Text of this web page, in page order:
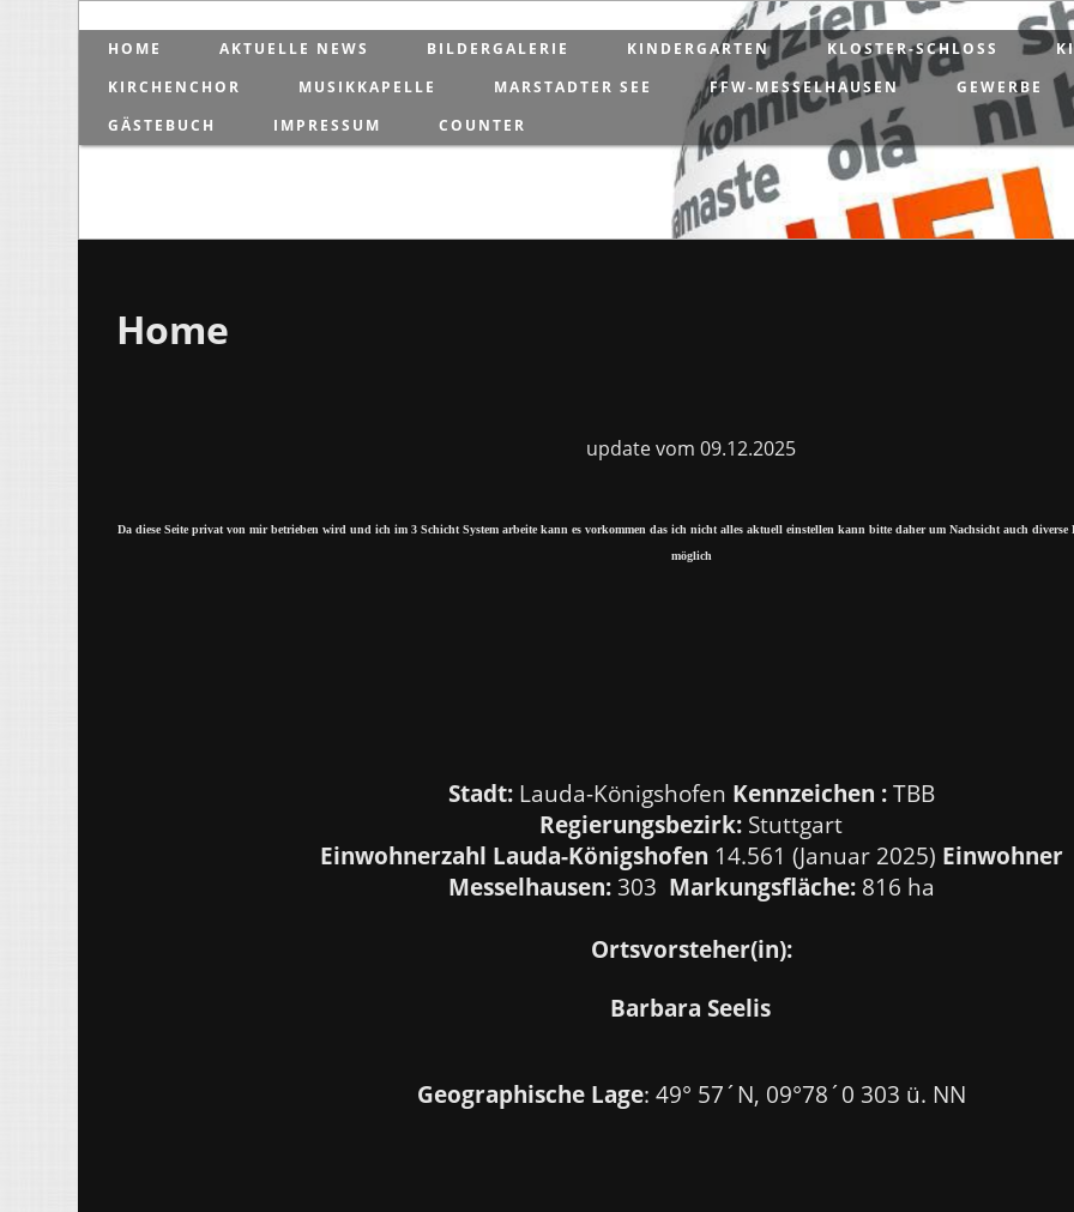
HOME AKTUELLE NEWS BILDERGALERIE KINDERGARTEN KLOSTER-SCHLOSS
KIRCHENCHOR
MUSIKKAPELLE MARSTADTER SEE FFW-MESSELHAUSEN
GEWERBE
GÄSTEBUCH
IMPRESSUM COUNTER
Home
update vom 09.12.2025
Da diese Seite privat von mir betrieben wird und ich im 3 Schicht System arbeite kann es vorkommen das ich nicht alles aktuell einstellen kann bitte daher um Nachsicht auch
möglich
Stadt: Lauda-Königshofen Kennzeichen :TBB
Regierungsbezirk: Stuttgart
Einwohnerzahl Lauda-Königshofen 14.561 (Januar 2025) Einwohner
Messelhausen:303 Markungsfläche:816 ha
Ortsvorsteher(in):
Barbara Seelis
Geographische Lage: 49° 57´N, 09°78´0 303 ü. NN